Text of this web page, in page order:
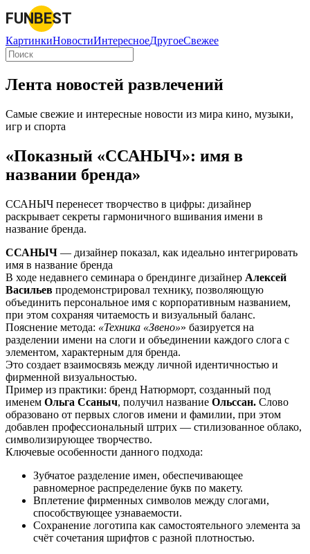
FUNBEST
КартинкиНовостиИнтересноеДругоеСвежее
Лента новостей развлечений
Самые свежие и интересные новости из мира кино, музыки,
игр и спорта
«Показный «ССАНЫЧ»: имя в
названии бренда»
ССАНЫЧ перенесет творчество в цифры: дизайнер
раскрывает секреты гармоничного вшивания имени в
название бренда.
ССАНЫЧ — дизайнер показал, как идеально интегрировать
имя в название бренда
В ходе недавнего семинара о брендинге дизайнер Алексей
Васильев продемонстрировал технику, позволяющую
объединить персональное имя с корпоративным названием,
при этом сохраняя читаемость и визуальный баланс.
Пояснение метода: «Техника «Звено»» базируется на
разделении имени на слоги и объединении каждого слога с
элементом, характерным для бренда.
Это создает взаимосвязь между личной идентичностью и
фирменной визуальностью.
Пример из практики: бренд Натюрморт, созданный под
именем Ольга Ссаныч, получил название Ольссан. Слово
образовано от первых слогов имени и фамилии, при этом
добавлен профессиональный штрих — стилизованное облако,
символизирующее творчество.
Ключевые особенности данного подхода:
Зубчатое разделение имен, обеспечивающее
равномерное распределение букв по макету.
Вплетение фирменных символов между слогами,
способствующее узнаваемости.
Сохранение логотипа как самостоятельного элемента за
счёт сочетания шрифтов с разной плотностью.